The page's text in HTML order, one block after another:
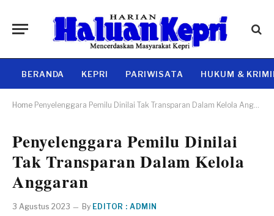
BERANDA KEPRI PARIWISATA HUKUM &
Home Penyelenggara Pemilu Dinilai Tak Transparan Dalam Kelola Anggaran
Penyelenggara Pemilu Dinilai
Tak Transparan Dalam Kelola
Anggaran
3 Agustus 2023 By EDITOR : ADMIN